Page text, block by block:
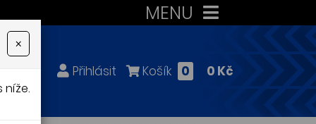
MENU
Přihlásit Košík 0 0 Kč
×
níže.